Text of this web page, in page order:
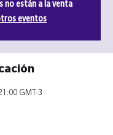
no están a la venta
eventos
GMT-3